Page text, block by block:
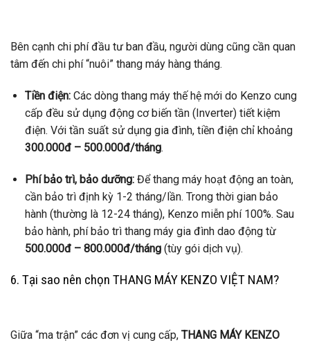
Bên cạnh chi phí đầu tư ban đầu, người dùng cũng cần quan
tâm đến chi phí “nuôi” thang máy hàng tháng.
Tiền điện:Các dòng thang máy thế hệ mới do Kenzo cung
cấp đều sử dụng động cơ biến tần (Inverter) tiết kiệm
điện. Với tần suất sử dụng gia đình, tiền điện chỉ khoảng
300.000đ – 500.000đ/tháng.
Phí bảo trì, bảo dưỡng:Để thang máy hoạt động an toàn,
cần bảo trì định kỳ 1-2 tháng/lần. Trong thời gian bảo
hành (thường là 12-24 tháng), Kenzo miễn phí 100%. Sau
bảo hành, phí bảo trì thang máy gia đình dao động từ
500.000đ – 800.000đ/tháng(tùy gói dịch vụ).
6. Tại sao nên chọn THANG MÁY KENZO VIỆT NAM?
Giữa “ma trận” các đơn vị cung cấp, THANG MÁY KENZO